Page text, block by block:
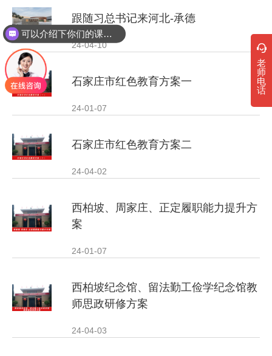
跟随习总书记来河北-承德
24-04-10
石家庄市红色教育方案一
24-01-07
石家庄市红色教育方案二
24-04-02
西柏坡、周家庄、正定履职能力提升方
案
24-01-07
西柏坡纪念馆、留法勤工俭学纪念馆教
师思政研修方案
24-04-03
老
师
电
话
可以介绍下你们的课程吗？